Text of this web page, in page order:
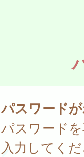
パスワード
パスワード
入力してくだ